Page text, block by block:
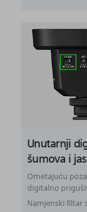
Unutarnji
šumova i
Ometajuću
digitalno
Namjenski filtar